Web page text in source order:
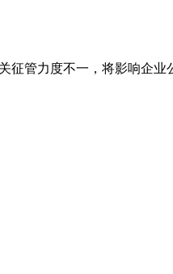
管力度不一，将影响企业